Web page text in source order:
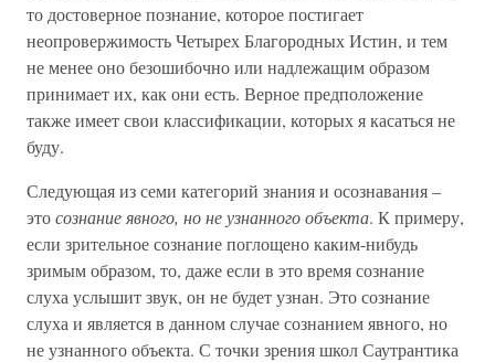
то достоверное познание, которое постигает
неопровержимость Четырех Благородных Истин, и тем
не менее оно безошибочно или надлежащим образом
принимает их, как они есть. Верное предположение
также имеет свои классификации, которых я касаться не
буду.
Следующая из семи категорий знания и осознавания –
этосознание явного, но не узнанного объекта. К примеру,
если зрительное сознание поглощено каким-нибудь
зримым образом, то, даже если в это время сознание
слуха услышит звук, он не будет узнан. Это сознание
слуха и является в данном случае сознанием явного, но
не узнанного объекта. С точки зрения школ Саутрантика